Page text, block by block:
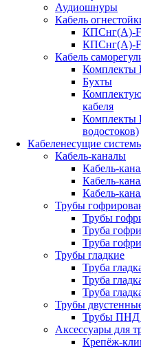
Аудиошнуры
Кабель
КПСнг(А)-
КПСнг(А)-
Кабель
Комплекты
Бухты
кабеля
Комплекты
водостоков)
Кабеленесущие
Кабель-каналы
Кабель-
Кабель-
Кабель-
Трубы
Трубы
Труба
Труба
Трубы гладкие
Труба
Труба
Труба
Трубы
Трубы ПНД
Аксессуары для
Крепёж-